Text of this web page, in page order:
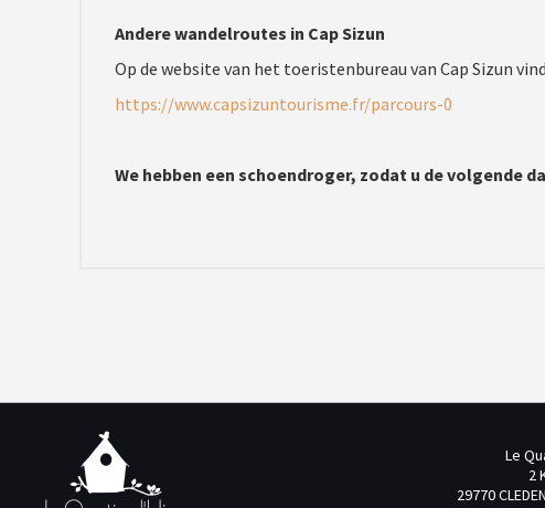
Andere wandelroutes in Cap Sizun
Op de website van het toeristenbureau van Cap Sizun
https://www.capsizuntourisme.fr/parcours-0
We hebben een schoendroger, zodat u de volgende
Le
2
29770